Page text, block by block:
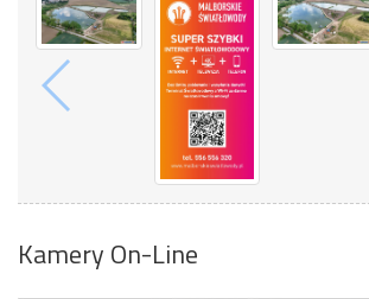
Kamery On-Line